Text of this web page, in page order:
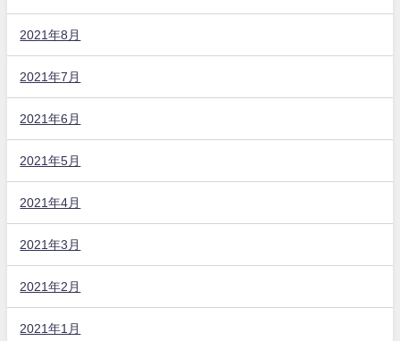
2021年8月
2021年7月
2021年6月
2021年5月
2021年4月
2021年3月
2021年2月
2021年1月